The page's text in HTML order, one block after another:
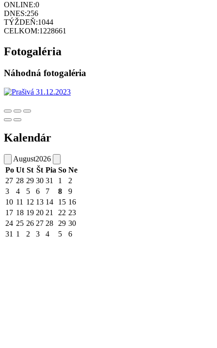
ONLINE:0
DNES:256
TÝŽDEŇ:1044
CELKOM:1228661
Fotogaléria
Náhodná fotogaléria
Kalendár
August2026
Po Ut St Št Pia So Ne
27 28 29 30 31 1
2
3
4 5 6 7 8
9
10 11 12 13 14 15 16
17 18 19 20 21 22 23
24 25 26 27 28 29 30
31 1 2 3 4 5 6